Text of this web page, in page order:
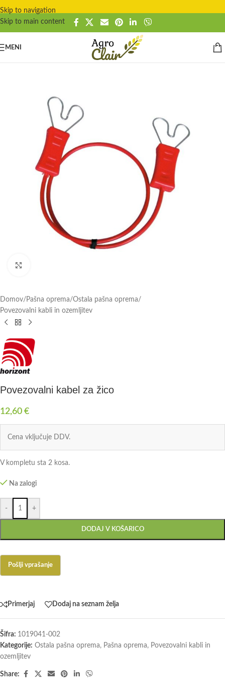
Skip to navigation
Skip to main content
MENI
Domov/ Pašna oprema/Ostala pašna oprema/
Povezovalni kabli in ozemljitev
Povezovalni kabel za žico
12,60 €
Cena vključuje DDV.
V kompletu sta 2 kosa.
Na zalogi
- +
DODAJ V KOŠARICO
Primerjaj Dodaj na seznam želja
Šifra: 1019041-002
Kategorije: Ostala pašna oprema, Pašna oprema, Povezovalni kabli in
ozemljitev
Share: